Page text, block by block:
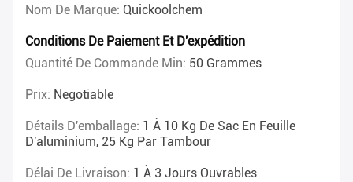
Nom De Marque: Quickoolchem
Conditions De Paiement Et D'expédition
Quantité De Commande Min: 50 Grammes
Prix: Negotiable
Détails D'emballage: 1 À 10 Kg De Sac En Feuille
D'aluminium, 25 Kg Par Tambour
Délai De Livraison: 1 À 3 Jours Ouvrables